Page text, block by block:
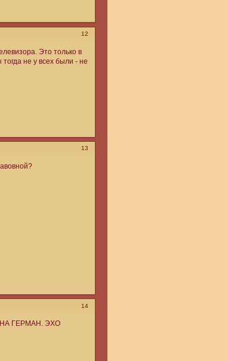
12
Это только в
не у всех были - не
13
14
ГЕРМАН. ЭХО